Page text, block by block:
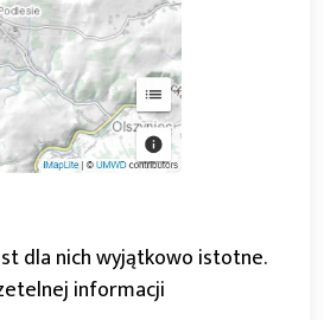
dla nich wyjątkowo istotne.
informacji